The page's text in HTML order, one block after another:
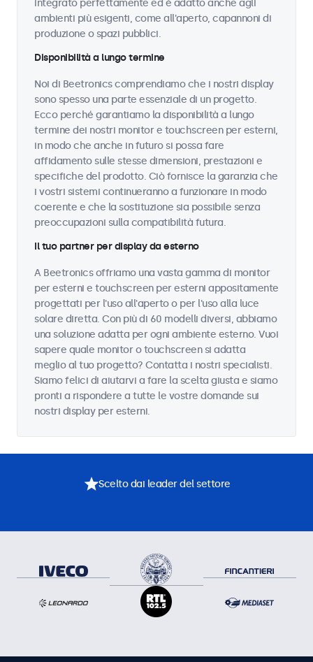
integrato perfettamente ed è adatto anche agli
ambienti più esigenti, come all'aperto, capannoni di
produzione o spazi pubblici.
Disponibilità a lungo termine
Noi di Beetronics comprendiamo che i nostri display
sono spesso una parte essenziale di un progetto.
Ecco perché garantiamo la disponibilità a lungo
termine dei nostri monitor e touchscreen per esterni,
in modo che anche in futuro si possa fare
affidamento sulle stesse dimensioni, prestazioni e
specifiche del prodotto. Ciò fornisce la garanzia che
i vostri sistemi continueranno a funzionare in modo
coerente e che la sostituzione sia possibile senza
preoccupazioni sulla compatibilità futura.
Il tuo partner per display da esterno
A Beetronics offriamo una vasta gamma di monitor
per esterni e touchscreen per esterni appositamente
progettati per l'uso all'aperto o per l'uso alla luce
solare diretta. Con più di 60 modelli diversi, abbiamo
una soluzione adatta per ogni ambiente esterno. Vuoi
sapere quale monitor o touchscreen si adatta
meglio al tuo progetto? Contatta i nostri specialisti.
Siamo felici di aiutarvi a fare la scelta giusta e siamo
pronti a rispondere a tutte le vostre domande sui
nostri display per esterni.
Scelto dai leader del settore